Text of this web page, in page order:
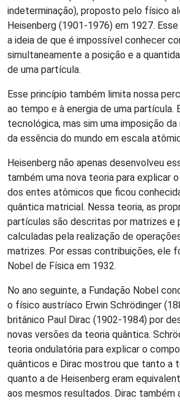
indeterminação), proposto pelo físico
Heisenberg (1901-1976) em 1927.
a ideia de que é impossível conhecer
simultaneamente a posição e a
de uma partícula.
Esse princípio também limita nossa
ao tempo e à energia de uma partícula.
tecnológica, mas sim uma imposição
da essência do mundo em escala
Heisenberg não apenas desenvolveu
também uma nova teoria para explicar
dos entes atômicos que ficou
quântica matricial. Nessa teoria, as
partículas são descritas por matrizes e
calculadas pela realização de
matrizes. Por essas contribuições, ele
Nobel de Física em 1932.
No ano seguinte, a Fundação Nobel
o físico austríaco Erwin Schrödinger
britânico Paul Dirac (1902-1984) por
novas versões da teoria quântica.
teoria ondulatória para explicar o
quânticos e Dirac mostrou que tanto a
quanto a de Heisenberg eram
aos mesmos resultados. Dirac também